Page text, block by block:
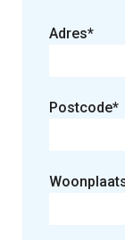
Adres*
Postcode*